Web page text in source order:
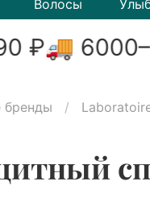
Волосы
₽🚚 6000–
бренды